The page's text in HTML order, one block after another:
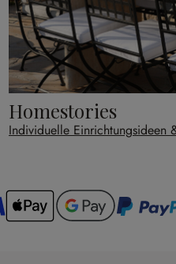
Homestories
Individuelle Einrichtungsideen